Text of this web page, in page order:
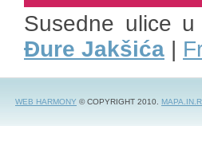
Susedne ulice
Đure Jakšića |
WEB HARMONY © COPYRIGHT 2010.